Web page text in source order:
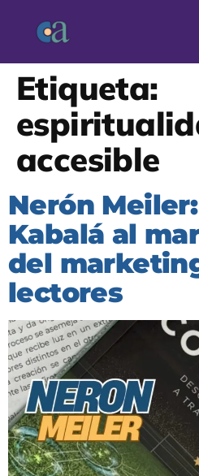
Etiqueta:
accesible
Nerón
Kabalá al
del
lectores